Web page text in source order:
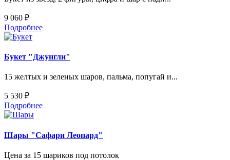
9 060 ₽
Подробнее
Букет "Джунгли"
15 желтых и зеленых шаров, пальма, попугай и...
5 530 ₽
Подробнее
Шары "Сафари Леопард"
Цена за 15 шариков под потолок